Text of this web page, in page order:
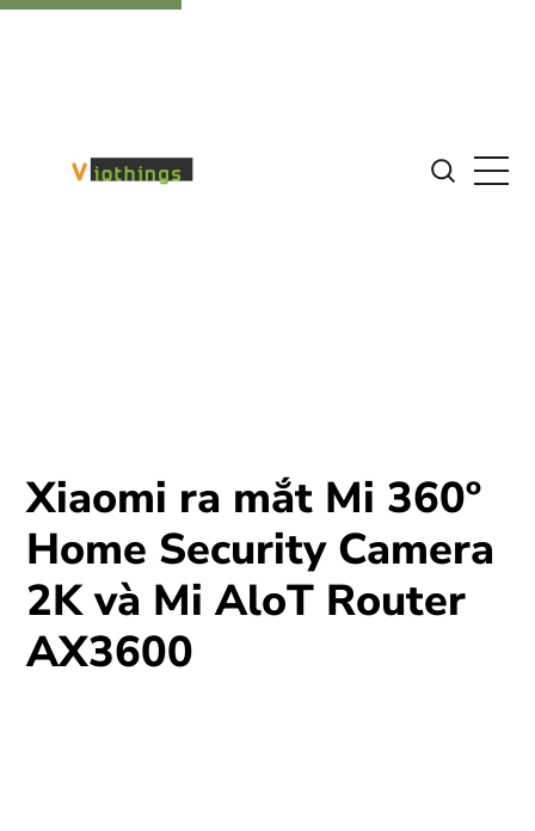
Xiaomi ra mắt Mi 360º
Home Security Camera
2K và Mi AloT Router
AX3600